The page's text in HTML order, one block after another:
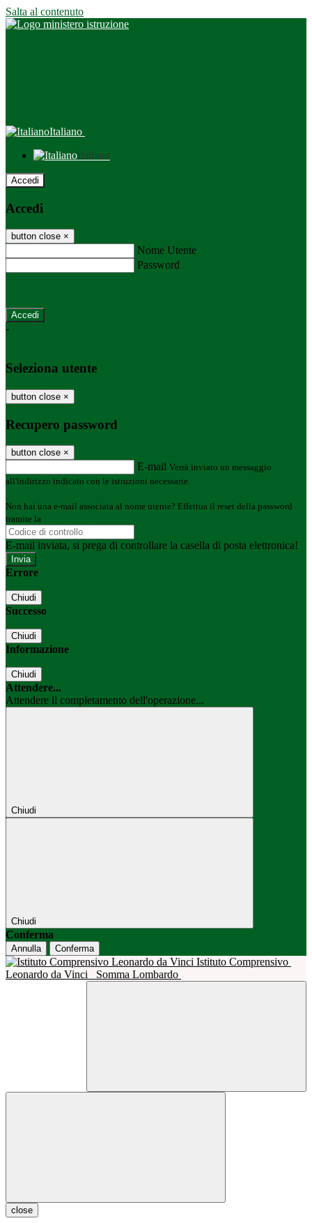
Salta al contenuto
Italiano
Italiano
Accedi
Accedi
button close ×
Nome Utente
Password
-
Seleziona utente
button close ×
Recupero password
button close ×
E-mail Verrà inviato un messaggio
all'indirizzo indicato con le istruzioni necessarie.
Non hai una e-mail associata al nome utente? Effettua il reset della password
tramite la
E-mail inviata, si prega di controllare la casella di posta elettronica!
Errore
Chiudi
Successo
Chiudi
Informazione
Chiudi
Attendere...
Attendere il completamento dell'operazione...
Chiudi
Chiudi
Conferma
Annulla Conferma
Istituto Comprensivo
Leonardo da Vinci
Somma Lombardo
close